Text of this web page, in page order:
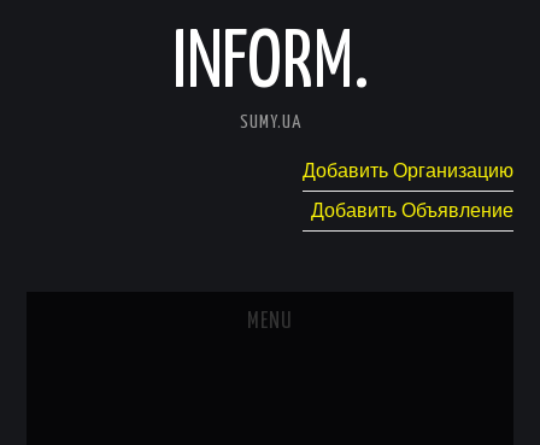
INFORM.
SUMY.UA
Добавить Организацию
Добавить Объявление
MENU